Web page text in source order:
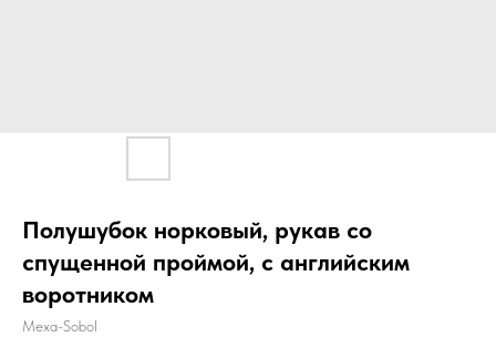
Полушубок норковый, рукав со
спущенной проймой, с английским
воротником
Mexa-Sobol